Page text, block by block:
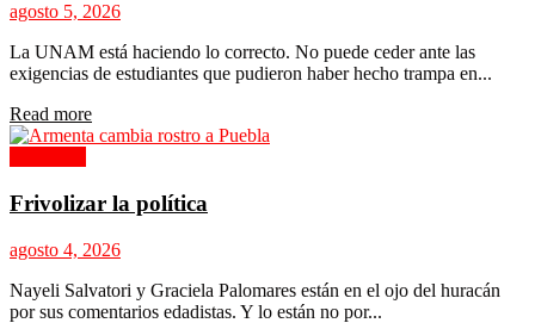
agosto 5, 2026
La UNAM está haciendo lo correcto. No puede ceder ante las
exigencias de estudiantes que pudieron haber hecho trampa en...
Read moreDetails
Frivolizar la política
agosto 4, 2026
Nayeli Salvatori y Graciela Palomares están en el ojo del huracán
por sus comentarios edadistas. Y lo están no por...